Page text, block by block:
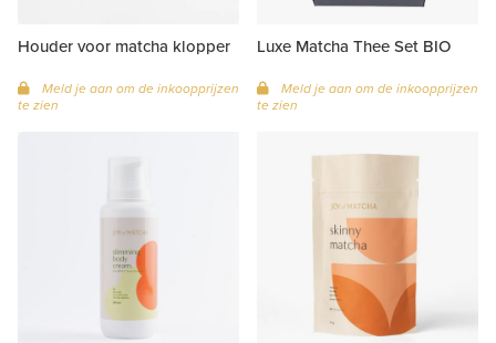
Houder voor matcha klopper
Meld je aan om de inkoopprijzen
te zien
Luxe Matcha Thee Set BIO
Meld je aan om de inkoopprijzen
te zien